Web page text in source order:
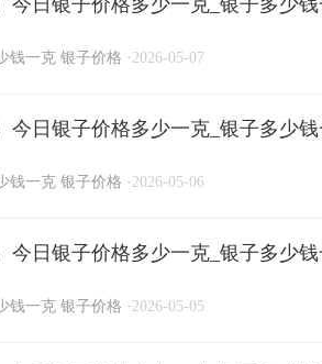
/ /
周大生
/ 潮宏基 / 亚一金店
今日银子价格多少一克_银子多少
钱一克 银子价格 · 2026-05-07
今日银子价格多少一克_银子多少
钱一克 银子价格 · 2026-05-06
今日银子价格多少一克_银子多少
钱一克 银子价格 · 2026-05-05